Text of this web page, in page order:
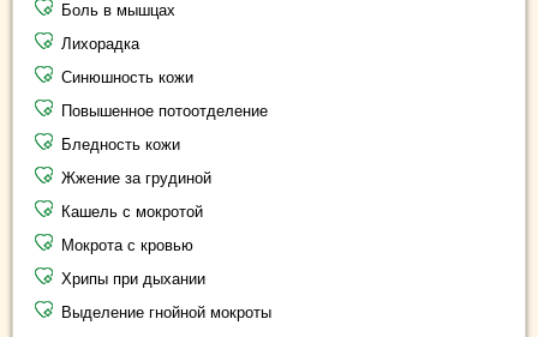
Боль в мышцах
Лихорадка
Синюшность кожи
Повышенное потоотделение
Бледность кожи
Жжение за грудиной
Кашель с мокротой
Мокрота с кровью
Хрипы при дыхании
Выделение гнойной мокроты